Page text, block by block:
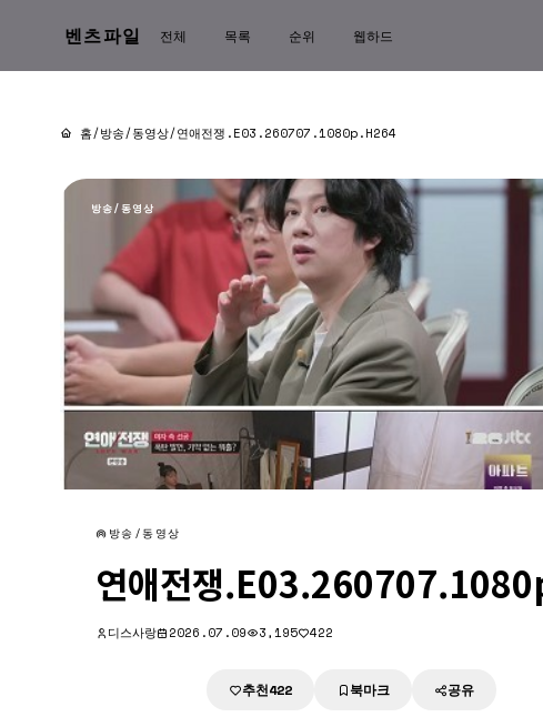
벤츠파일 전체 목록 순위 웹하드
홈/방송/동영상/연애전쟁.E03.260707.1080p.H264
방송/동영상
방송/동영상
연애전쟁
디스사랑 2026.07.09 3,195 422
추천422 북마크 공유